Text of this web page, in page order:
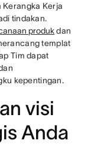
Kerangka Kerja
tindakan.
produkdan
templat
Tim dapat
kepentingan.
visi
Anda